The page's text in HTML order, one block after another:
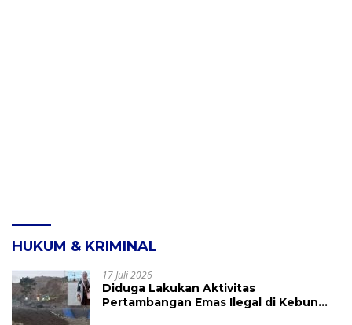
HUKUM & KRIMINAL
17 Juli 2026
Diduga Lakukan Aktivitas
Pertambangan Emas Ilegal di Kebun